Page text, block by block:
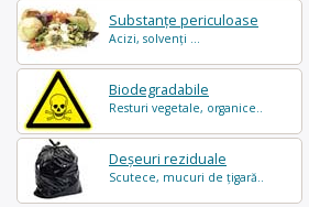
Substanțe periculoase
Acizi, solvenți ...
Biodegradabile
Resturi vegetale, organice..
Deșeuri reziduale
Scutece, mucuri de țigară..